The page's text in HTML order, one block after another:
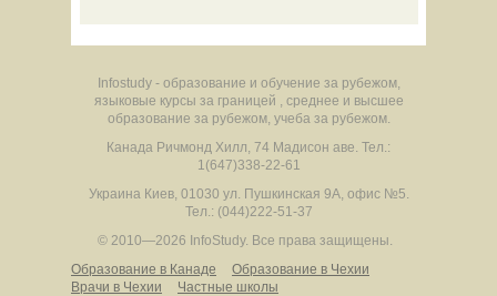
Infostudy - образование и обучение за рубежом,
языковые курсы за границей , среднее и высшее
образование за рубежом, учеба за рубежом.
Канада Ричмонд Хилл, 74 Мадисон аве. Тел.:
1(647)338-22-61
Украина Киев, 01030 ул. Пушкинская 9А, офис №5.
Тел.: (044)222-51-37
© 2010—2026 InfoStudy. Все права защищены.
Образование в Канаде
Образование в Чехии
Врачи в Чехии
Частные школы